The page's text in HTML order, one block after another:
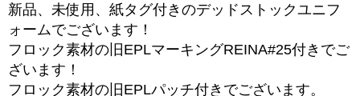
新品、未使用、紙タグ付きのデッドストックユニフ
ォームでございます！
フロック素材の旧EPLマーキングREINA#25付きでご
ざいます！
フロック素材の旧EPLパッチ付きでございます。